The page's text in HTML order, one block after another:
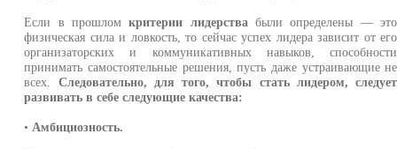
Если в прошломкритерии лидерства были определены — это
физическая сила и ловкость, то сейчас успех лидера зависит от его
организаторских и коммуникативных навыков, способности
принимать самостоятельные решения, пусть даже устраивающие не
всех. Следовательно, для того, чтобы стать лидером, следует
развивать в себе следующие качества:
• Амбициозность.